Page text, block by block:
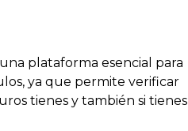
plataforma esencial para
ya que permite verificar
tienes y también si tienes